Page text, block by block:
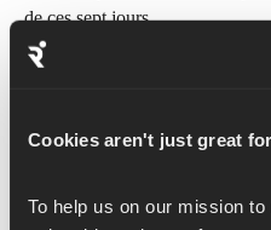
Cookies aren't just great
To help us on our mission
de ces sept jours.
Déterminer
de la durée de votre